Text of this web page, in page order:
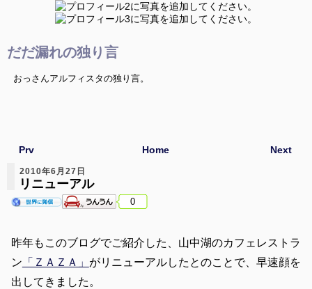
だだ漏れの独り言
おっさんアルフィスタの独り言。
Next
Prv Home
2010年6月27日
リニューアル
0
昨年もこのブログでご紹介した、山中湖のカフェレストラ
ン 「ＺＡＺＡ」 がリニューアルしたとのことで、早速顔を
出してきました。